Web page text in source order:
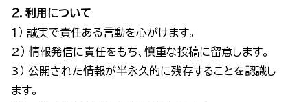
２．利用について
1） 誠実で責任ある言動を心がけます。
2） 情報発信に責任をもち、慎重な投稿に留意します。
3） 公開された情報が半永久的に残存することを認識し
ます。